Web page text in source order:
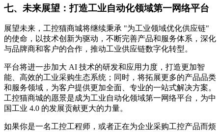
七、未来展望：打造工业自动化领域第一网络平台
展望未来，工控猫商城将继续秉承 "为工业领域优化供应链"
的使命，以技术创新为驱动，不断完善产品和服务体系，深化
与品牌商和客户的合作，推动工业供应链数字化转型。
平台将进一步加大 AI 技术的研发和应用力度，打造更加智
能、高效的工业采购生态系统；同时，将拓展更多的产品品类
和服务领域，为客户提供更加全面、专业的一站式解决方案。
工控猫商城的愿景是成为工业自动化领域第一网络平台，为中
国工业 4.0 的发展贡献更大的力量。
如果你是一名工控工程师，或者正在为企业采购工控产品而烦